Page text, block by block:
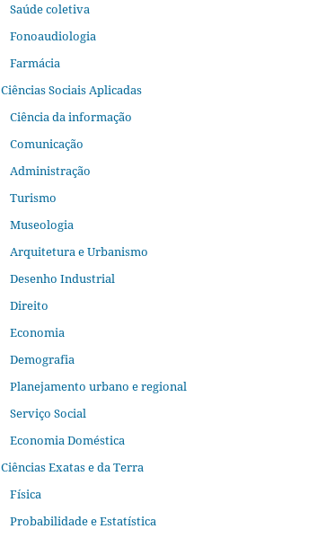
Saúde coletiva
Fonoaudiologia
Farmácia
Ciências Sociais Aplicadas
Ciência da informação
Comunicação
Administração
Turismo
Museologia
Arquitetura e Urbanismo
Desenho Industrial
Direito
Economia
Demografia
Planejamento urbano e regional
Serviço Social
Economia Doméstica
Ciências Exatas e da Terra
Física
Probabilidade e Estatística